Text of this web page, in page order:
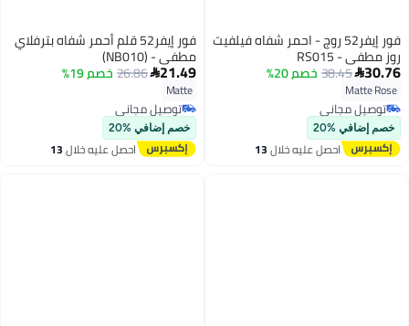
فور إيفر52 روج - احمر شفاه فيلفيت
روز مطفي - RS015
30.76
38.45خصم 20%
Matte Rose
توصيل مجاني
توصيل مجاني
خصم إضافي %20
احصل عليه خلال13
فور إيفر52 قلم أحمر شفاه بترفلاي
مطفي - (NB010)
21.49
26.86خصم 19%
Matte
توصيل مجاني
توصيل مجاني
خصم إضافي %20
احصل عليه خلال13